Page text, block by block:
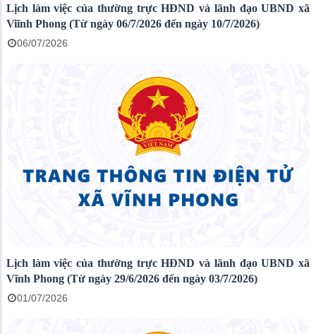
Lịch làm việc của thường trực HĐND và lãnh đạo UBND xã
Viĩnh Phong (Từ ngày 06/7/2026 đến ngày 10/7/2026)
06/07/2026
Lịch làm việc của thường trực HĐND và lãnh đạo UBND xã
Vĩnh Phong (Từ ngày 29/6/2026 đến ngày 03/7/2026)
01/07/2026